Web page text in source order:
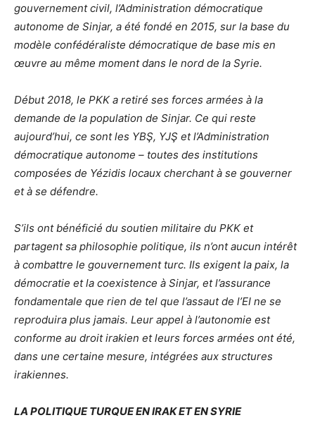
gouvernement civil, l’Administration démocratique
autonome de Sinjar, a été fondé en 2015, sur la base du
modèle confédéraliste démocratique de base mis en
œuvre au même moment dans le nord de la Syrie.
Début 2018, le PKK a retiré ses forces armées à la
demande de la population de Sinjar. Ce qui reste
aujourd’hui, ce sont les YBŞ, YJŞ et l’Administration
démocratique autonome – toutes des institutions
composées de Yézidis locaux cherchant à se gouverner
et à se défendre.
S’ils ont bénéficié du soutien militaire du PKK et
partagent sa philosophie politique, ils n’ont aucun intérêt
à combattre le gouvernement turc. Ils exigent la paix, la
démocratie et la coexistence à Sinjar, et l’assurance
fondamentale que rien de tel que l’assaut de l’EI ne se
reproduira plus jamais. Leur appel à l’autonomie est
conforme au droit irakien et leurs forces armées ont été,
dans une certaine mesure, intégrées aux structures
irakiennes.
LA POLITIQUE TURQUE EN IRAK ET EN SYRIE